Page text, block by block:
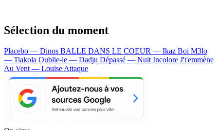
Sélection du moment
Placebo — Dinos BALLE DANS LE COEUR — Ikaz Boi M3lo
— Tiakola Oublie-le — Dadju Dépassé — Nuit Incolore J't'emmène
Au Vent — Louise Attaque